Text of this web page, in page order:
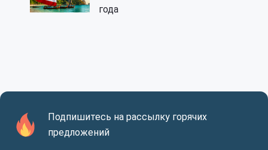
года
Подпишитесь на рассылку горячих
предложений